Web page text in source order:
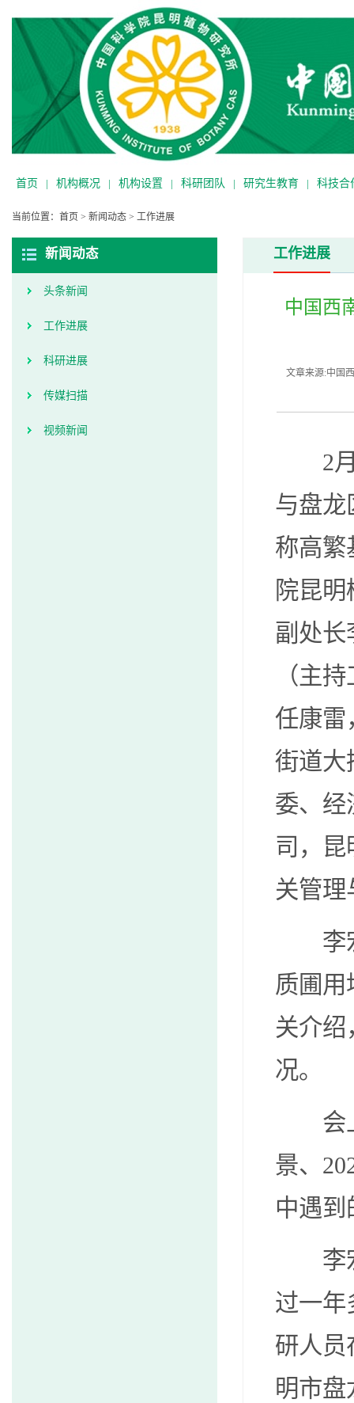
首页 | 机构概况 | 机构设置 | 科研团队 | 研究生教育 | 科技合
当前位置： 首页 > 新闻动态 > 工作进展
新闻动态
头条新闻
工作进展
科研进展
传媒扫描
视频新闻
工作进展
中国西
文章来源:中国
2
与盘龙
称高繁
院昆
副处长
（主
任康雷
街道大
委、经
司，
关管理
李
质圃用
关介绍
况。
会
景、
中遇
李
过一年
研人员
明市盘